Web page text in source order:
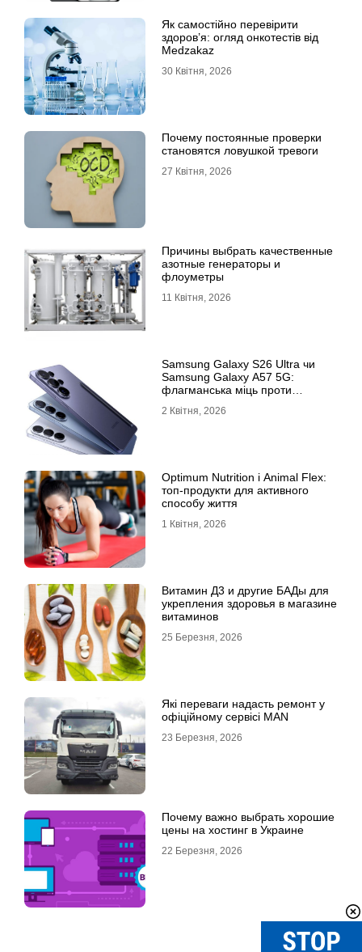
Як самостійно перевірити
здоров’я: огляд онкотестів від
Medzakaz
30 Квітня, 2026
Почему постоянные проверки
становятся ловушкой тревоги
27 Квітня, 2026
Причины выбрать качественные
азотные генераторы и
флоуметры
11 Квітня, 2026
Samsung Galaxy S26 Ultra чи
Samsung Galaxy A57 5G:
флагманська міць проти
2 Квітня, 2026
Optimum Nutrition і Animal Flex:
топ-продукти для активного
способу життя
1 Квітня, 2026
Витамин Д3 и другие БАДы для
укрепления здоровья в магазине
витаминов
25 Березня, 2026
Які переваги надасть ремонт у
офіційному сервісі MAN
23 Березня, 2026
Почему важно выбрать хорошие
цены на хостинг в Украине
22 Березня, 2026